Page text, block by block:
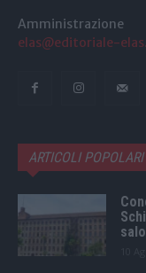
Amministrazione
elas@editoriale-
ARTICOLI POPOLARI